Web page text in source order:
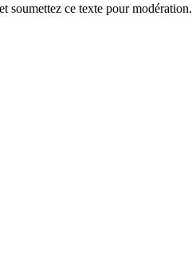
soumettez ce texte pour modération.